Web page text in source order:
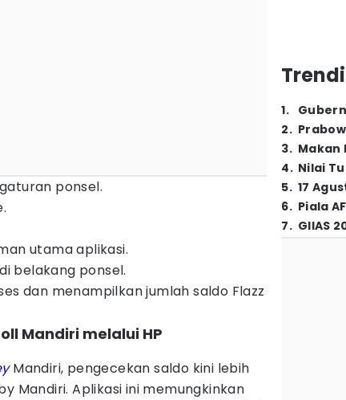
ponsel.
utama aplikasi.
belakang ponsel.
dan menampilkan jumlah saldo Flazz
Mandiri melalui HP
Mandiri, pengecekan saldo kini lebih
Mandiri. Aplikasi ini memungkinkan
1.
2.
3. Makan
4. Nilai
5. 17
6. Piala
7. GIIAS